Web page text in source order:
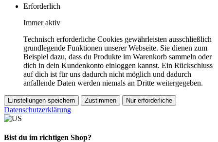
Erforderlich
Immer aktiv
Technisch erforderliche Cookies gewährleisten ausschließlich
grundlegende Funktionen unserer Webseite. Sie dienen zum
Beispiel dazu, dass du Produkte im Warenkorb sammeln oder
dich in dein Kundenkonto einloggen kannst. Ein Rückschluss
auf dich ist für uns dadurch nicht möglich und dadurch
anfallende Daten werden niemals an Dritte weitergegeben.
Einstellungen speichern Zustimmen Nur erforderliche
Datenschutzerklärung
Bist du im richtigen Shop?